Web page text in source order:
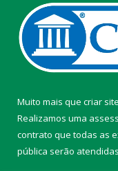
Muito mais que criar site
Realizamos uma
contrato que todas as
pública serão